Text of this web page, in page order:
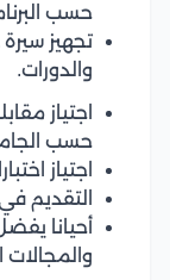
حسب
تجهيز
والدورات.
اجتياز
حسب
اجتياز
التقديم
أحيانا
والمجالات